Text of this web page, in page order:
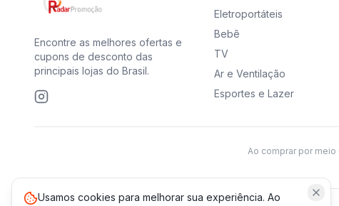
Encontre as melhores ofertas e
cupons de desconto das
principais lojas do Brasil.
Eletroportáteis
Bebê
TV
Ar e Ventilação
Esportes e Lazer
Ao comprar por
Usamos cookies para melhorar sua experiência. Ao